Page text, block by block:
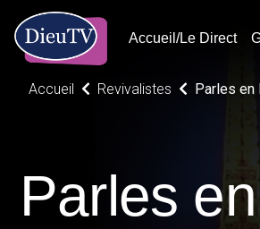
Accueil/Le Direct
Accueil Revivalistes Parles en
Parles